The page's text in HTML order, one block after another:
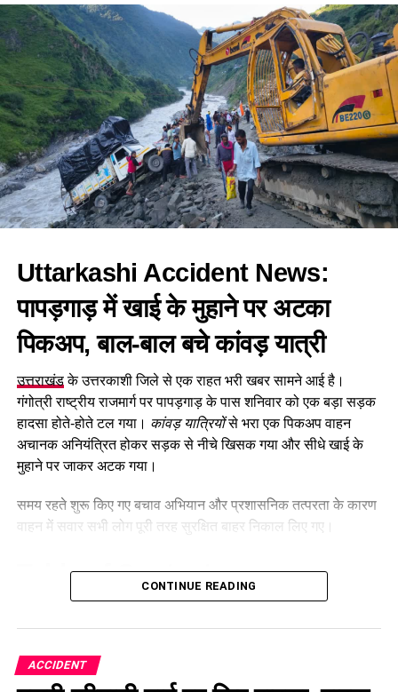
Uttarkashi Accident News:
पापड़गाड़मेंखाई के मुहाने पर अटका
पिकअप, बाल-बाल बचे कांवड़ यात्री
उत्तराखंडके उत्तरकाशी जिले से एक राहत भरी खबर सामने आई है।
गंगोत्री राष्ट्रीय राजमार्ग पर पापड़गाड़ के पास शनिवार को एक बड़ा सड़क
हादसा होते-होते टल गया। कांवड़ यात्रियोंसे भरा एक पिकअप वाहन
अचानक अनियंत्रित होकर सड़क से नीचे खिसक गया और सीधे खाई के
मुहाने पर जाकर अटक गया।
समय रहते शुरू किए गए बचाव अभियान और प्रशासनिक तत्परता के कारण
वाहन में सवार सभी लोग पूरी तरह सुरक्षित बाहर निकाल लिए गए।
Table of Contents
नियंत्रण खोने से हुआ हादसा
CONTINUE READING
ACCIDENT